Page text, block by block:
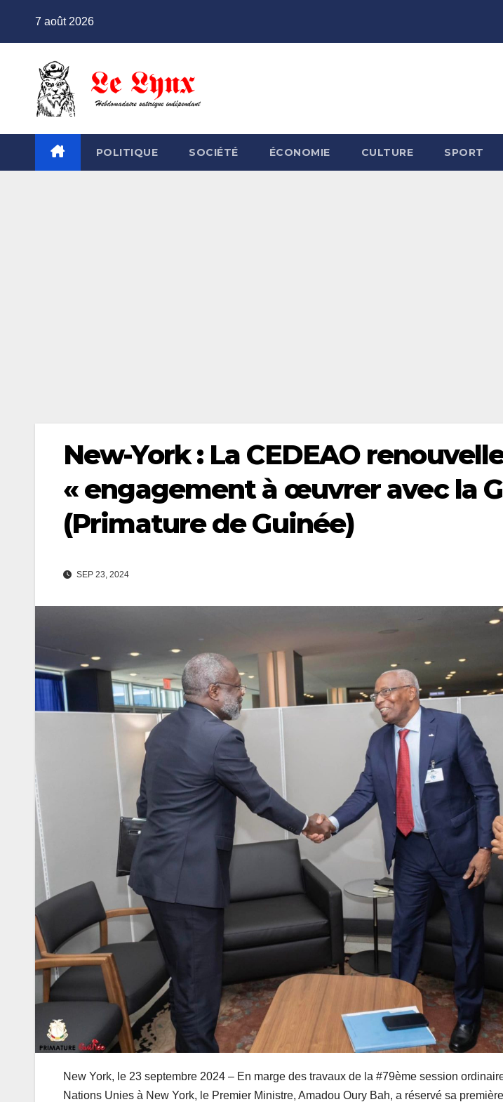
7 août 2026
POLITIQUE SOCIÉTÉ ÉCONOMIE CULTURE SPORT
New-York : La CEDEAO
« engagement à œuvrer avec la
(Primature de Guinée)
SEP 23, 2024
New York, le 23 septembre 2024 – En marge des travaux de la #79ème session
Nations Unies à New York, le Premier Ministre, Amadou Oury Bah, a réservé sa